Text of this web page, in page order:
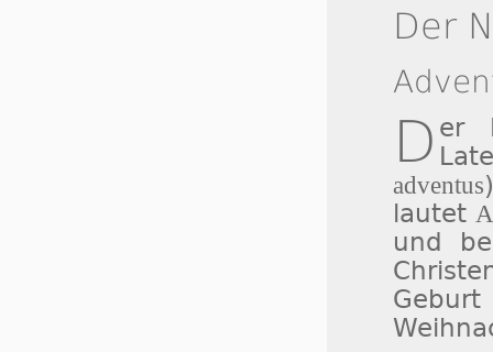
Der
D er
adventus
lautet
und